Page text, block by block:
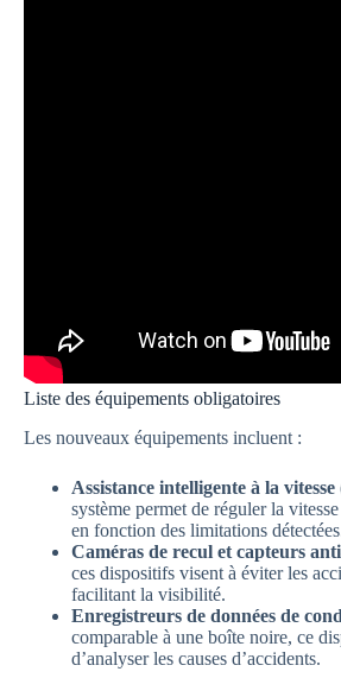
Liste des équipements obligatoires
Les nouveaux équipements incluent :
Assistance intelligente à la
système permet de réguler la
en fonction des limitations
Caméras de recul et capteurs
ces dispositifs visent à éviter les
facilitant la visibilité.
Enregistreurs de données de
comparable à une boîte noire, ce
d’analyser les causes d’accidents.